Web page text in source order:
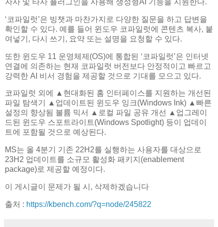
자사 및 타사 플러그인을 사용해 생성형AI 기능을 지원한다.
‘코파일럿’은 빙챗과 마찬가지로 다양한 질문을 하고 답변을
확인할 수 있다. 예를 들어 윈도우 코파일럿에 콘텐츠 복사, 붙
여넣기, 다시 쓰기, 요약 또는 설명을 요청할 수 있다.
또한 윈도우 11 운영체제(OS)에 통합된 ‘코파일럿’은 인터넷
연결에 의존하는 현재 코파일럿 버전보다 안정적이고 빠르고
강력한 AI 비서 경험을 제공할 것으로 기대를 모으고 있다.
코파일럿 외에 ▲현대화된 홈 인터페이스를 지원하는 개선된
파일 탐색기 ▲업데이트된 윈도우 잉크(Windows Ink) ▲빠른
설정의 향상됨 볼륨 믹서 ▲로컬 파일 공유 개선 ▲업그레이
드된 윈도우 스포트라이트(Windows Spotlight) 등이 업데이
트에 포함될 것으로 예상된다.
MS는 올 4분기 기존 22H2를 실행하는 사용자를 대상으로
23H2 업데이트를 소규모 활성화 패키지(enablement
package)로 제공할 예정이다.
이 게시글이 문제가 될 시, 삭제하겠습니다
출처 : https://kbench.com/?q=node/245822